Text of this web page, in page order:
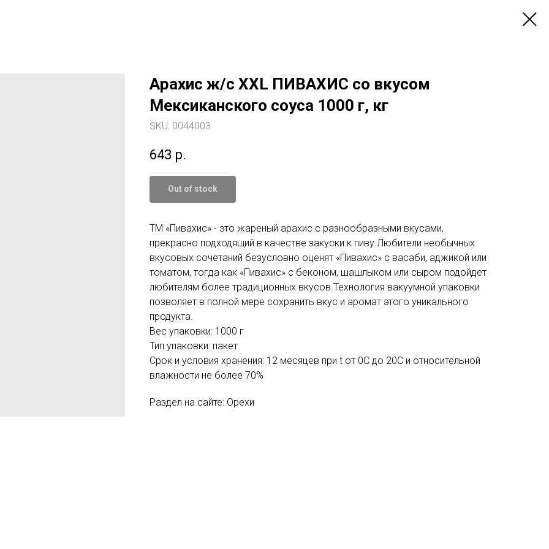
Арахис ж/с XXL ПИВАХИС со вкусом
Мексиканского соуса 1000 г, кг
SKU: 0044003
643 р.
Out of stock
ТМ «Пивахис» - это жареный арахис с разнообразными вкусами,
прекрасно подходящий в качестве закуски к пиву.Любители необычных
вкусовых сочетаний безусловно оценят «Пивахис» с васаби, аджикой или
томатом, тогда как «Пивахис» с беконом, шашлыком или сыром подойдет
любителям более традиционных вкусов.Технология вакуумной упаковки
позволяет в полной мере сохранить вкус и аромат этого уникального
продукта.
Вес упаковки: 1000 г
Тип упаковки: пакет
Срок и условия хранения: 12 месяцев при t от 0С до 20С и относительной
влажности не более 70%
Раздел на сайте: Орехи